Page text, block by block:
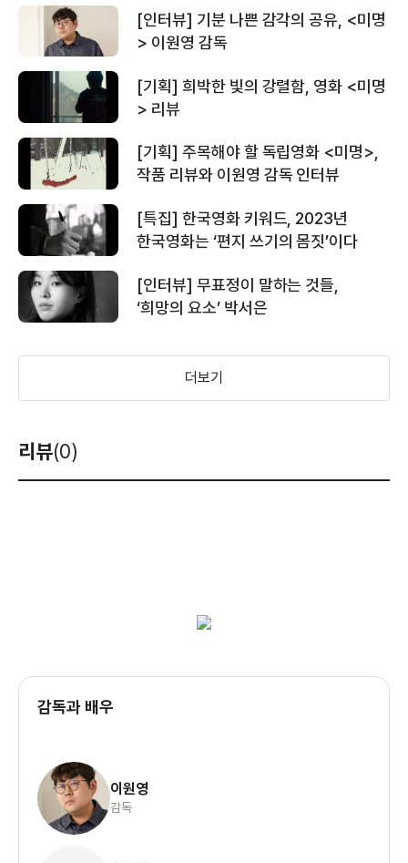
[인터뷰] 기분 나쁜 감각의 공유, <미명
> 이원영 감독
[기획] 희박한 빛의 강렬함, 영화 <미명
> 리뷰
[기획] 주목해야 할 독립영화 <미명>,
작품 리뷰와 이원영 감독 인터뷰
[특집] 한국영화 키워드, 2023년
한국영화는 ‘편지 쓰기의 몸짓’이다
[인터뷰] 무표정이 말하는 것들,
‘희망의 요소’ 박서은
더보기
리뷰(0)
감독과 배우
이원영
감독